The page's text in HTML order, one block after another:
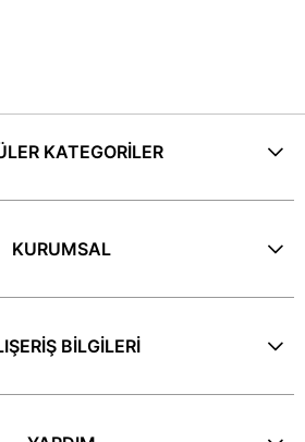
KATEGORİLER
KURUMSAL
BİLGİLERİ